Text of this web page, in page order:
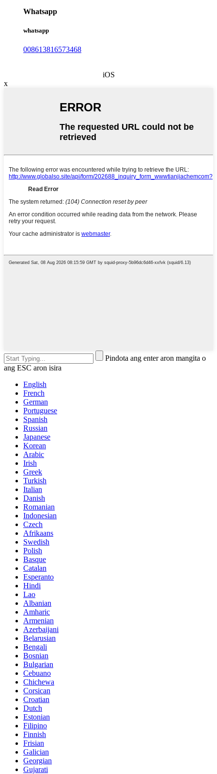
Whatsapp
whatsapp
008613816573468
iOS
x
Pindota ang enter aron mangita o
ang ESC aron isira
English
French
German
Portuguese
Spanish
Russian
Japanese
Korean
Arabic
Irish
Greek
Turkish
Italian
Danish
Romanian
Indonesian
Czech
Afrikaans
Swedish
Polish
Basque
Catalan
Esperanto
Hindi
Lao
Albanian
Amharic
Armenian
Azerbaijani
Belarusian
Bengali
Bosnian
Bulgarian
Cebuano
Chichewa
Corsican
Croatian
Dutch
Estonian
Filipino
Finnish
Frisian
Galician
Georgian
Gujarati